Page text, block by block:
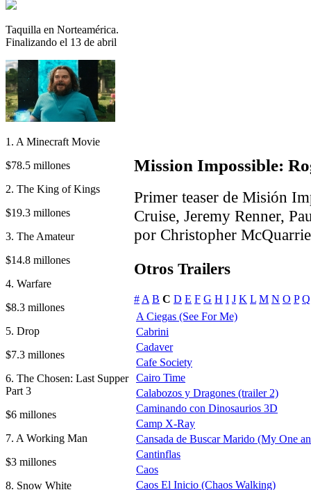
Taquilla en Norteamérica.
Finalizando el 13 de abril
1. A Minecraft Movie
$78.5 millones
2. The King of Kings
$19.3 millones
3. The Amateur
$14.8 millones
4. Warfare
$8.3 millones
5. Drop
$7.3 millones
6. The Chosen: Last Supper
Part 3
$6 millones
7. A Working Man
$3 millones
8. Snow White
Mission Impossible:
Primer teaser de Misión
Cruise, Jeremy Renner,
por Christopher
Otros Trailers
# A B C D E F G H I J K L M N O P Q
A Ciegas (See For Me)
Cabrini
Cadaver
Cafe Society
Cairo Time
Calabozos y Dragones (trailer 2)
Caminando con Dinosaurios 3D
Camp X-Ray
Cansada de Buscar Marido (My One
Cantinflas
Caos
Caos El Inicio (Chaos Walking)